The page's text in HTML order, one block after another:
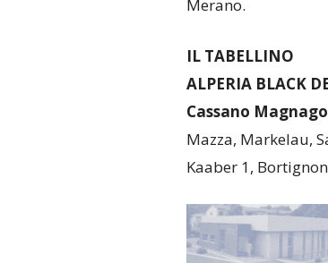
Merano.
IL TABELLINO
ALPERIA BLACK
Cassano Magnago
Mazza, Markelau,
Kaaber 1,